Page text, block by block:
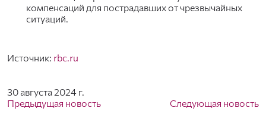
компенсаций для пострадавших от чрезвычайных
ситуаций.
Источник: rbc.ru
30 августа 2024 г.
Предыдущая новость
Следующая новость